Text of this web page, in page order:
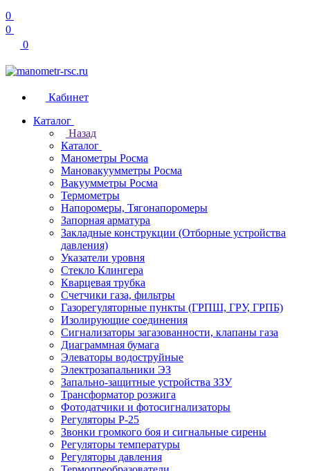
0
0
0
Кабинет
Каталог
Назад
Каталог
Манометры Росма
Мановакуумметры Росма
Вакуумметры Росма
Термометры
Напоромеры, Тягонапоромеры
Запорная арматура
Закладные конструкции (Отборные устройства
давления)
Указатели уровня
Стекло Клингера
Кварцевая трубка
Счетчики газа, фильтры
Газорегуляторные пункты (ГРПШ, ГРУ, ГРПБ)
Изолирующие соединения
Сигнализаторы загазованности, клапаны газа
Диаграммная бумага
Элеваторы водоструйные
Электрозапальники ЭЗ
Запально-защитные устройства ЗЗУ
Трансформатор розжига
Фотодатчики и фотосигнализаторы
Регуляторы Р-25
Звонки громкого боя и сигнальные сирены
Регуляторы температуры
Регуляторы давления